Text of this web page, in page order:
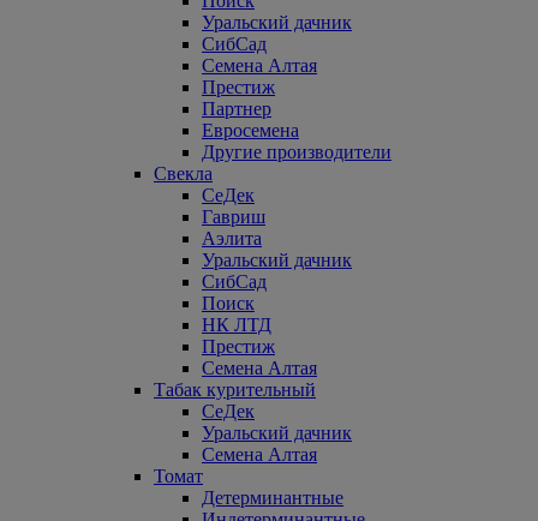
Уральский дачник
СибСад
Семена Алтая
Престиж
Партнер
Евросемена
Другие производители
Свекла
СеДек
Гавриш
Аэлита
Уральский дачник
СибСад
Поиск
НК ЛТД
Престиж
Семена Алтая
Табак курительный
СеДек
Уральский дачник
Семена Алтая
Томат
Детерминантные